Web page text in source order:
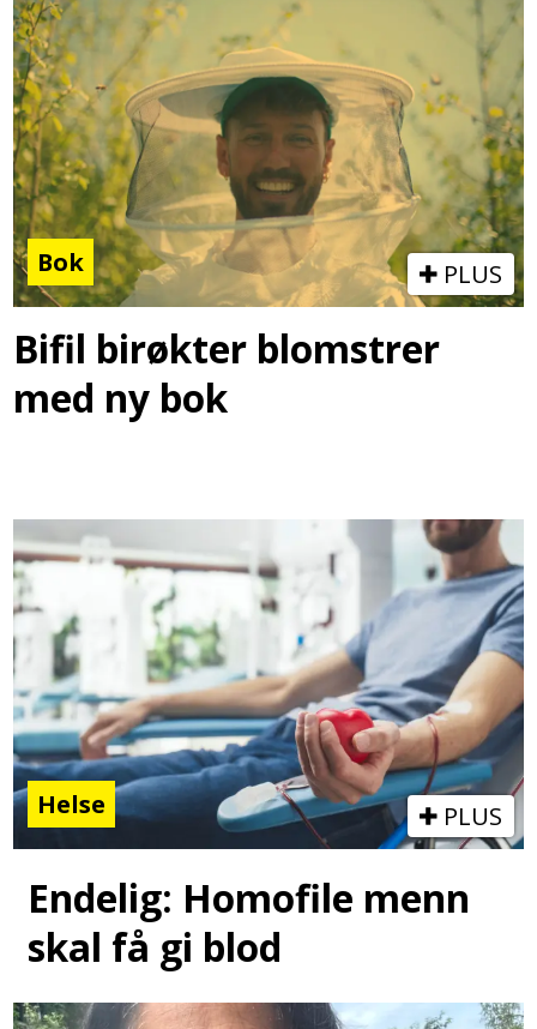
Bok PLUS
Bifil birøkter blomstrer
med ny bok
Helse PLUS
Endelig: Homofile menn
skal få gi blod